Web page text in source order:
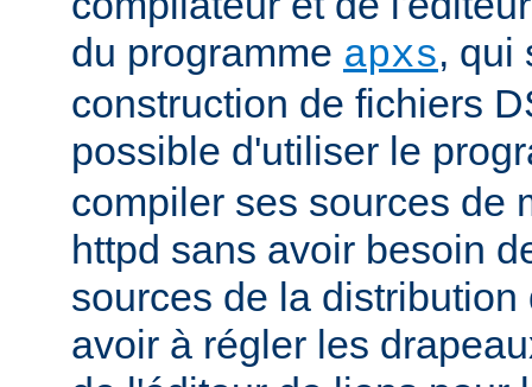
du programme apxs, qui
construction de fichiers
possible d'utiliser le
compiler ses sources de
httpd sans avoir besoin
sources de la
avoir à régler les